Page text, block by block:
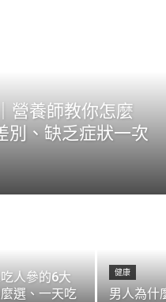
營養師教你怎麼
別、缺乏症狀一次
人參的6大
選、一天吃
健康
男人為什